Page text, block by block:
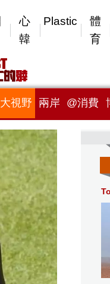
心
韓
Plastic
體
育
大視野 兩岸 @消費